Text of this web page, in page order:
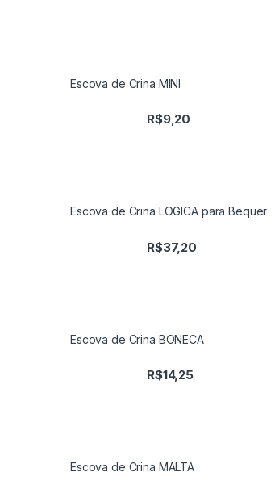
Escova de Crina MINI
R$9,20
Escova de Crina LOGICA para Bequer
R$37,20
Escova de Crina BONECA
R$14,25
Escova de Crina MALTA